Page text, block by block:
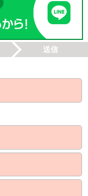
送信